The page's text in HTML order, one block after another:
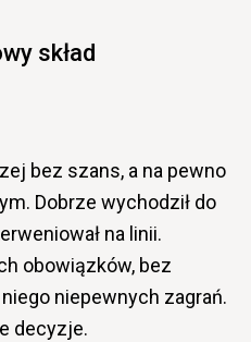
skład
bez szans, a na pewno
Dobrze wychodził do
na linii.
obowiązków, bez
niepewnych zagrań.
decyzje.